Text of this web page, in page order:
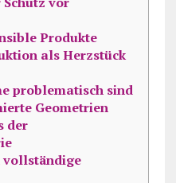
Produkte
als Herzstück
problematisch sind
Geometrien
der